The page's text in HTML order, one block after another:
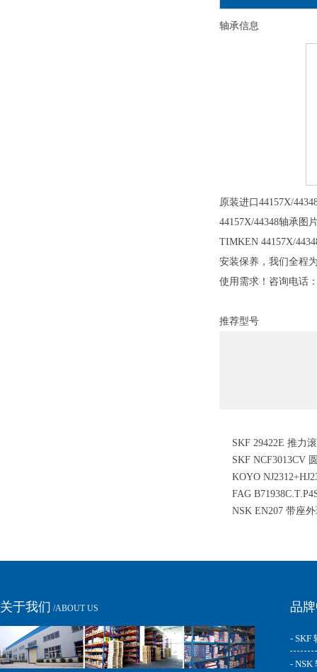
轴承信息
原装进口44157X/
44157X/44348轴承图
TIMKEN 44157X/
安装保养，我们全程
使用需求！咨询电话
推荐型号
SKF 29422E 推力
SKF NCF3013CV
KOYO
轴承
FAG
球轴承
NSK EN207 带座
关于我们 /ABOUT US 品
- SKF
- NSK